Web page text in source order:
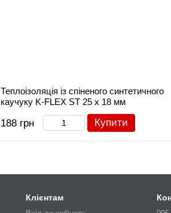
Теплоізоляція із спіненого синтетичного
каучуку K-FLEX ST 25 х 18 мм
188 грн Купити
Клієнтам